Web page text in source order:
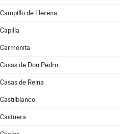
Campillo de Llerena
Capilla
Carmonita
Casas de Don Pedro
Casas de Reina
Castilblanco
Castuera